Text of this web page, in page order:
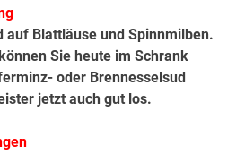
auf Blattläuse und Spinnmilben.
Sie heute im Schrank
oder Brennesselsud
jetzt auch gut los.